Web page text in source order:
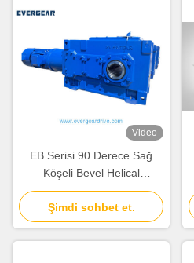
Video
EB Serisi 90 Derece Sağ
Köşeli Bevel Helical
Gearbox, 4KW-4823KW Güç
aralığı ve Endüstriyel Düğüm
Sürüşü için Modüler Tasarım
Şimdi sohbet et.